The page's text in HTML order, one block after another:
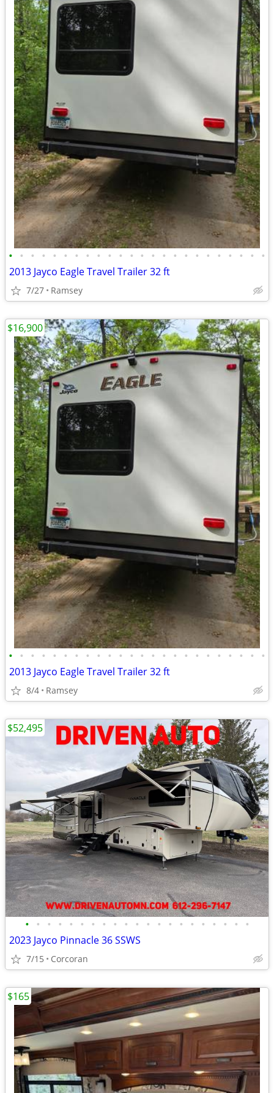
• • • • • • • • • • • • • • • • • • • • • • • •
2013 Jayco Eagle Travel Trailer 32 ft
7/27 Ramsey
• • • • • • • • • • • • • • • • • • • • • • • •
2013 Jayco Eagle Travel Trailer 32 ft
8/4 Ramsey
$16,900
• • • • • • • • • • • • • • • • • • • • •
2023 Jayco Pinnacle 36 SSWS
7/15 Corcoran
$52,495
$165